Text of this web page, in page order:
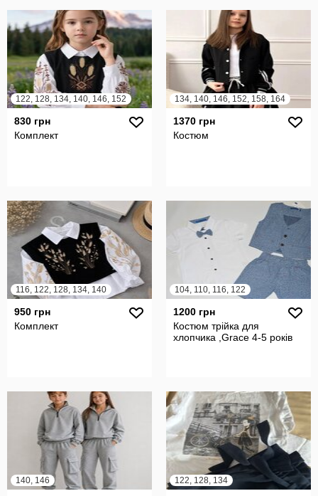
122, 128, 134, 140, 146, 152
830 грн
Комплект
134, 140, 146, 152, 158, 164
1370 грн
Костюм
116, 122, 128, 134, 140
950 грн
Комплект
104, 110, 116, 122
1200 грн
Костюм трійка для
хлопчика ,Grace 4-5 років
140, 146 122, 128, 134